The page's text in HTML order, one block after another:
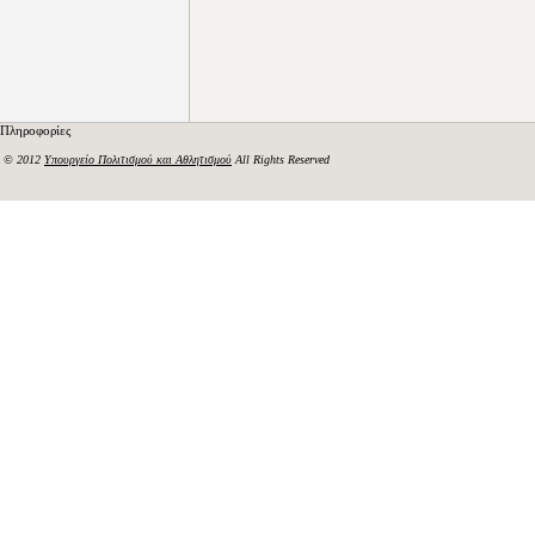
Πληροφορίες
© 2012 Υπουργείο Πολιτισμού και Αθλητισμού All Rights Reserved